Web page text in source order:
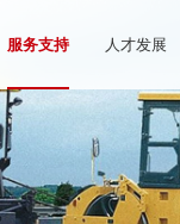
服务支持 人才发展